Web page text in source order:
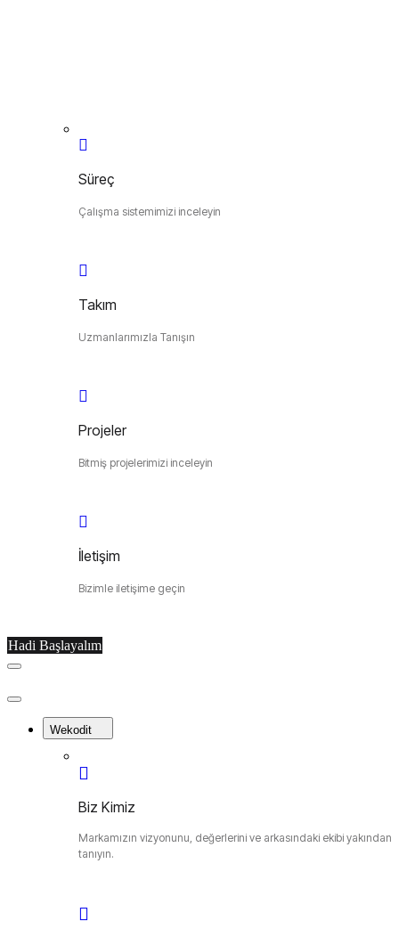
Süreç
Çalışma sistemimizi inceleyin
Takım
Uzmanlarımızla Tanışın
Projeler
Bitmiş projelerimizi inceleyin
İletişim
Bizimle iletişime geçin
Hadi Başlayalım
Menu
Close
Wekodit
Biz Kimiz
Markamızın vizyonunu, değerlerini ve arkasındaki ekibi yakından
tanıyın.